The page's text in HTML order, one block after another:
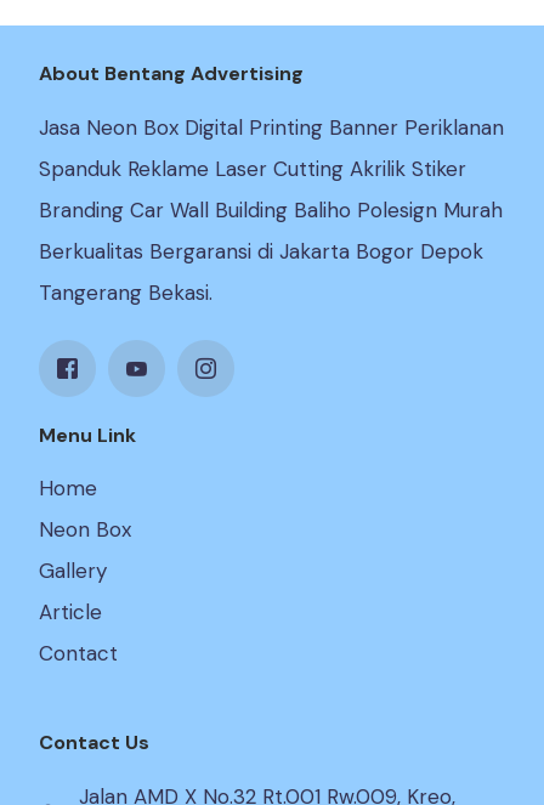
About Bentang Advertising
Jasa Neon Box Digital Printing Banner Periklanan
Spanduk Reklame Laser Cutting Akrilik Stiker
Branding Car Wall Building Baliho Polesign Murah
Berkualitas Bergaransi di Jakarta Bogor Depok
Tangerang Bekasi.
Menu Link
Home
Neon Box
Gallery
Article
Contact
Contact Us
Jalan AMD X No.32 Rt.001 Rw.009, Kreo,